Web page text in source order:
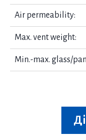
Air permeability:
Max. vent weight:
Min.-max. glass/